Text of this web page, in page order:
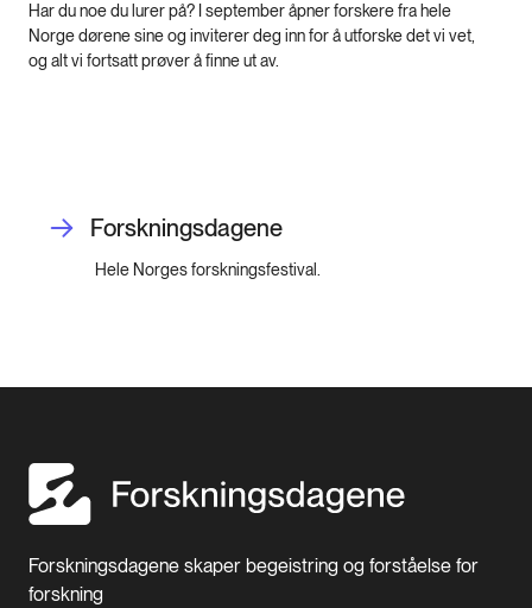
Har du noe du lurer på? I september åpner forskere fra hele
Norge dørene sine og inviterer deg inn for å utforske det vi vet,
og alt vi fortsatt prøver å finne ut av.
Forskningsdagene
Hele Norges forskningsfestival.
Forskningsdagene skaper begeistring og forståelse for
forskning